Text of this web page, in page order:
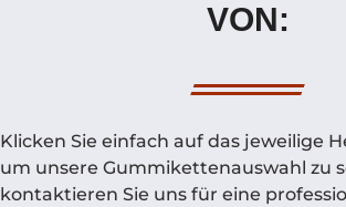
VON:
Klicken Sie einfach auf das jeweilige
um unsere Gummikettenauswahl zu
kontaktieren Sie uns für eine